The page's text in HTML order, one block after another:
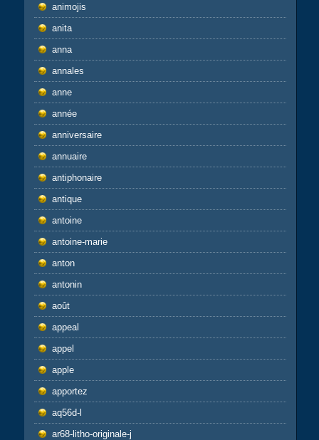
animojis
anita
anna
annales
anne
année
anniversaire
annuaire
antiphonaire
antique
antoine
antoine-marie
anton
antonin
août
appeal
appel
apple
apportez
aq56d-l
ar68-litho-originale-j